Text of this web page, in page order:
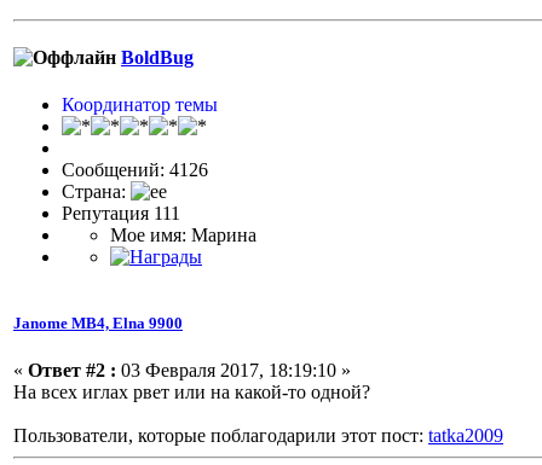
BoldBug
Координатор темы
Сообщений: 4126
Страна:
Репутация 111
Мое имя: Марина
Janome МВ4, Elna 9900
« Ответ #2 : 03 Февраля 2017, 18:19:10 »
На всех иглах рвет или на какой-то одной?
Пользователи, которые поблагодарили этот пост: tatka2009